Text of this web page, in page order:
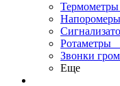
Термометры
Ротаметры
Звонки
Еще